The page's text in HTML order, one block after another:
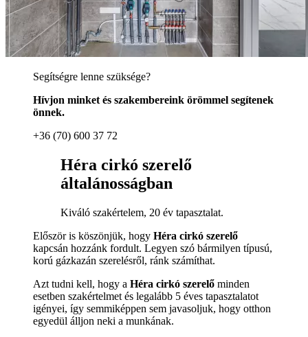
Segítségre lenne szüksége?
Hívjon minket és szakembereink örömmel segítenek
önnek.
+36 (70) 600 37 72
Héra cirkó szerelő
általánosságban
Kiváló szakértelem, 20 év tapasztalat.
Először is köszönjük, hogy Héra cirkó szerelő
kapcsán hozzánk fordult. Legyen szó bármilyen típusú,
korú gázkazán szerelésről, ránk számíthat.
Azt tudni kell, hogy a Héra cirkó szerelő minden
esetben szakértelmet és legalább 5 éves tapasztalatot
igényei, így semmiképpen sem javasoljuk, hogy otthon
egyedül álljon neki a munkának.